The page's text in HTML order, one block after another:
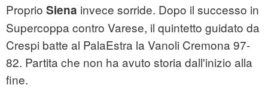
Proprio Siena invece sorride. Dopo il successo in
Supercoppa contro Varese, il quintetto guidato da
Crespi batte al PalaEstra la Vanoli Cremona 97-
82. Partita che non ha avuto storia dall'inizio alla
fine.